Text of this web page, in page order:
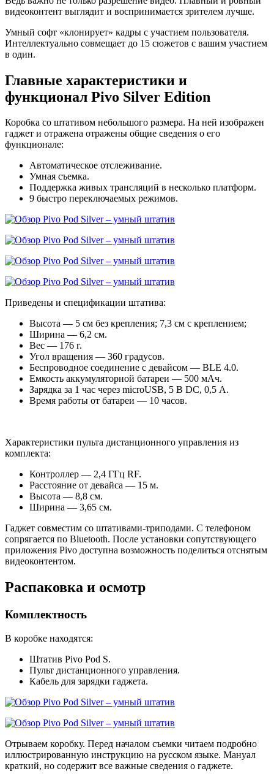
видеоконтент выглядит и воспринимается зрителем лучше.
Умный софт «клонирует» кадры с участием пользователя.
Интеллектуально совмещает до 15 сюжетов с вашим участием
в один.
Главные характеристики и
функционал Pivo Silver Edition
Коробка со штативом небольшого размера. На ней изображен
гаджет и отражена отражены общие сведения о его
функционале:
Автоматическое отслеживание.
Умная съемка.
Поддержка живых трансляций в несколько платформ.
9 быстро переключаемых режимов.
Приведены и спецификации штатива:
Высота — 5 см без крепления; 7,3 см с креплением;
Ширина — 6,2 см.
Вес — 176 г.
Угол вращения — 360 градусов.
Беспроводное соединение с девайсом — BLE 4.0.
Емкость аккумуляторной батареи — 500 мАч.
Зарядка за 1 час через microUSB, 5 В DC, 0,5 А.
Время работы от батареи — 10 часов.
Характеристики пульта дистанционного управления из
комплекта:
Контроллер — 2,4 ГГц RF.
Расстояние от девайса — 15 м.
Высота — 8,8 см.
Ширина — 3,65 см.
Гаджет совместим со штативами-триподами. С телефоном
сопрягается по Bluetooth. После установки сопутствующего
приложения Pivo доступна возможность поделиться отснятым
видеоконтентом.
Распаковка и осмотр
Комплектность
В коробке находятся:
Штатив Pivo Pod S.
Пульт дистанционного управления.
Кабель для зарядки гаджета.
Отрываем коробку. Перед началом съемки читаем подробно
иллюстрированную инструкцию на русском языке. Мануал
краткий, но содержит все важные сведения о гаджете.